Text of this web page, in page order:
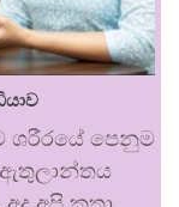
ශරීරයේ පෙනුම